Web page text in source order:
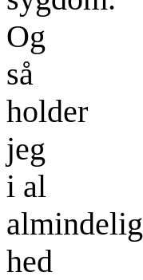
Og
så
holder
jeg
i al
almindelig
hed